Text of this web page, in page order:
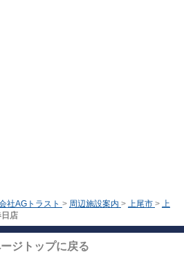
社AGトラスト > 周辺施設案内 > 上尾市 > 上
店
ジトップに戻る